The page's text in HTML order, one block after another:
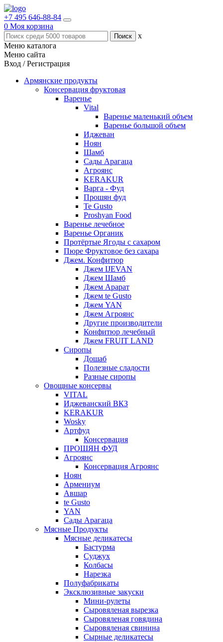
+7 495 646-88-84
0 Моя корзина
x
Меню каталога
Меню сайта
Вход / Регистрация
Армянские продукты
Консервация фруктовая
Варенье
Vital
Варенье маленький объем
Варенье большой объем
Иджеван
Ноян
Шамб
Сады Арагаца
Агроянс
KERAKUR
Варга - Фуд
Прошян фуд
Te Gusto
Proshyan Food
Варенье лечебное
Варенье Органик
Протёртые Ягоды с сахаром
Пюре Фруктовое без сахара
Джем. Конфитюр
Джем IJEVAN
Джем Шамб
Джем Арарат
Джем te Gusto
Джем YAN
Джем Агроянс
Другие производители
Конфитюр лечебный
Джем FRUIT LAND
Сиропы
Дошаб
Полезные сладости
Разные сиропы
Овощные консервы
VITAL
Иджеванский ВКЗ
KERAKUR
Wosky
Артфуд
Консервация
ПРОШЯН ФУД
Агроянс
Консервация Агроянс
Ноян
Армениум
Авшар
te Gusto
YAN
Сады Арагаца
Мясные Продукты
Мясные деликатесы
Бастурма
Суджух
Колбасы
Нарезка
Полуфабрикаты
Эксклюзивные закуски
Мини-рулеты
Сыровяленая вырезка
Сыровяленая говядина
Сыровяленая свинина
Сырные деликатесы